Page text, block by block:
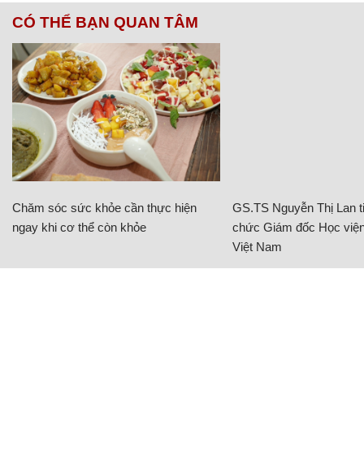
CÓ THỂ BẠN QUAN TÂM
Chăm sóc sức khỏe cần thực hiện
ngay khi cơ thể còn khỏe
GS.TS Nguyễn Thị Lan
chức Giám đốc Học
Việt Nam